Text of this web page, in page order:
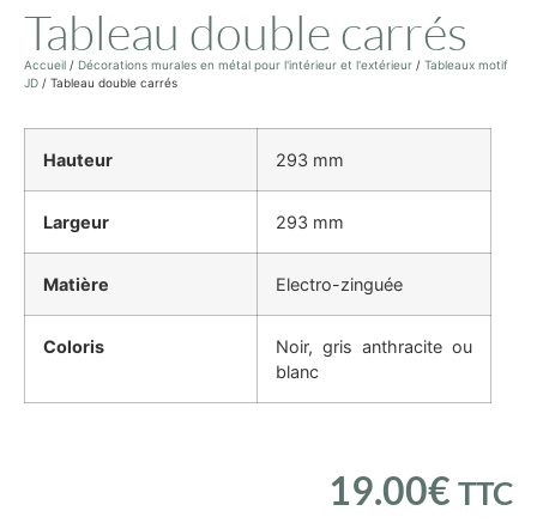
Tableau double carrés
Accueil / Décorations murales en métal pour l'intérieur et l'extérieur / Tableaux motif
JD / Tableau double carrés
Hauteur 293 mm
Largeur 293 mm
Matière Electro-zinguée
Coloris
Noir, gris anthracite ou
blanc
19.00€ TTC